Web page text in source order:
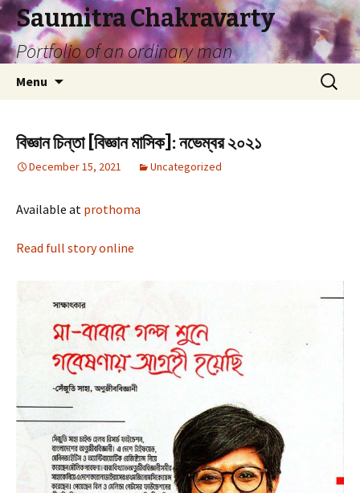
Saumitra Chakravarty
Portfolio of an ordinary man
Menu
Search
for:
বিজ্ঞান চিন্তা [বিজ্ঞান মাসিক]: নভেম্বর ২০২১
December 15, 2021 Uncategorized
Available at prothoma
Read full story online